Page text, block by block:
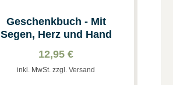
Geschenkbuch - Mit
Segen, Herz und Hand
12,95 €
inkl. MwSt. zzgl. Versand